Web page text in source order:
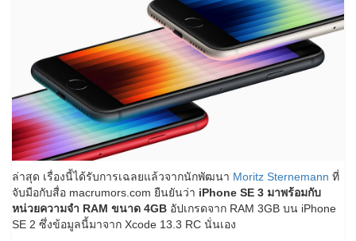
ล่าสุด เรื่องนี้ได้รับการเฉลยแล้วจากนักพัฒนา Moritz Sternemann ที่
จับมือกับสื่อ macrumors.com ยืนยันว่า iPhone SE 3 มาพร้อมกับ
หน่วยความจำ RAM ขนาด 4GB อัปเกรดจาก RAM 3GB บน iPhone
SE 2 ซึ่งข้อมูลนี้มาจาก Xcode 13.3 RC นั่นเอง